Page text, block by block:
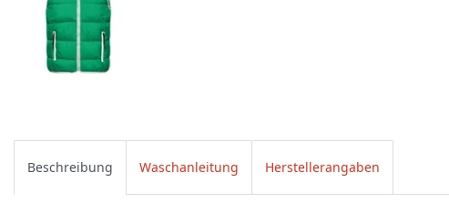
Beschreibung Waschanleitung Herstellerangaben